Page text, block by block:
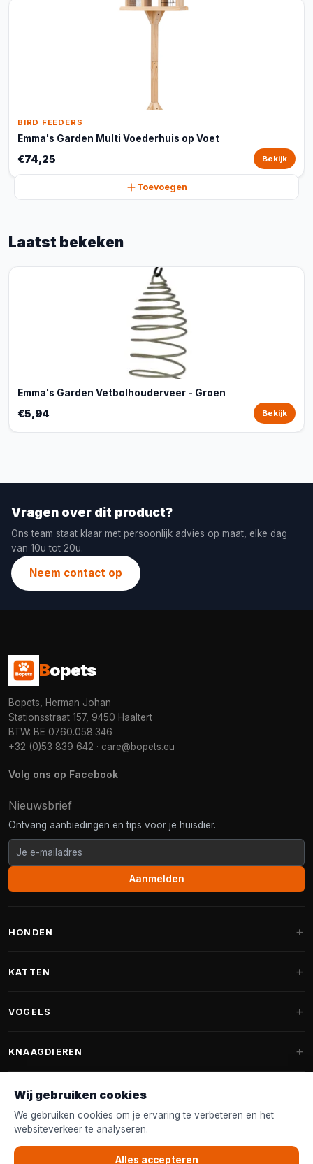
BIRD FEEDERS
Emma's Garden Multi Voederhuis op Voet
€74,25 Bekijk
Toevoegen
Laatst bekeken
Emma's Garden Vetbolhouderveer - Groen
€5,94 Bekijk
Vragen over dit product?
Ons team staat klaar met persoonlijk advies op maat, elke dag
van 10u tot 20u.
Neem contact op
Bopets
Bopets, Herman Johan
Stationsstraat 157, 9450 Haaltert
BTW: BE 0760.058.346
+32 (0)53 839 642 · care@bopets.eu
Volg ons op Facebook
Nieuwsbrief
Ontvang aanbiedingen en tips voor je huisdier.
Aanmelden
HONDEN
Fantail hondenmanden
Hondenspeelgoed
Halsband & Lijn
Shampoo & Verzorging
KATTEN
Krabpalen voor Maine Coon
Kattenmanden
VOGELS
Vogelvoer binnenvogels
Voederhuisjes
Nestkastjes & Nesting
Tuinvogelvoer
KNAAGDIEREN
Knaagdierenvoer
Accessoires
KLANTENSERVICE
Wij gebruiken cookies
We gebruiken cookies om je ervaring te verbeteren en het
websiteverkeer te analyseren.
Alles accepteren